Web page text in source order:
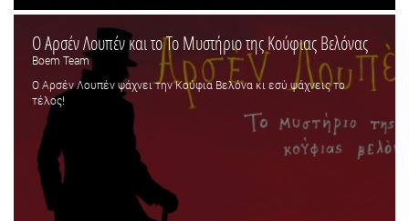
Ο Αρσέν Λουπέν και το Το Μυστήριο της Κούφιας Βελόνας
Boem Team
Ο Αρσέν Λουπέν ψάχνει την Κούφια Βελόνα κι εσύ ψάχνεις το
τέλος!